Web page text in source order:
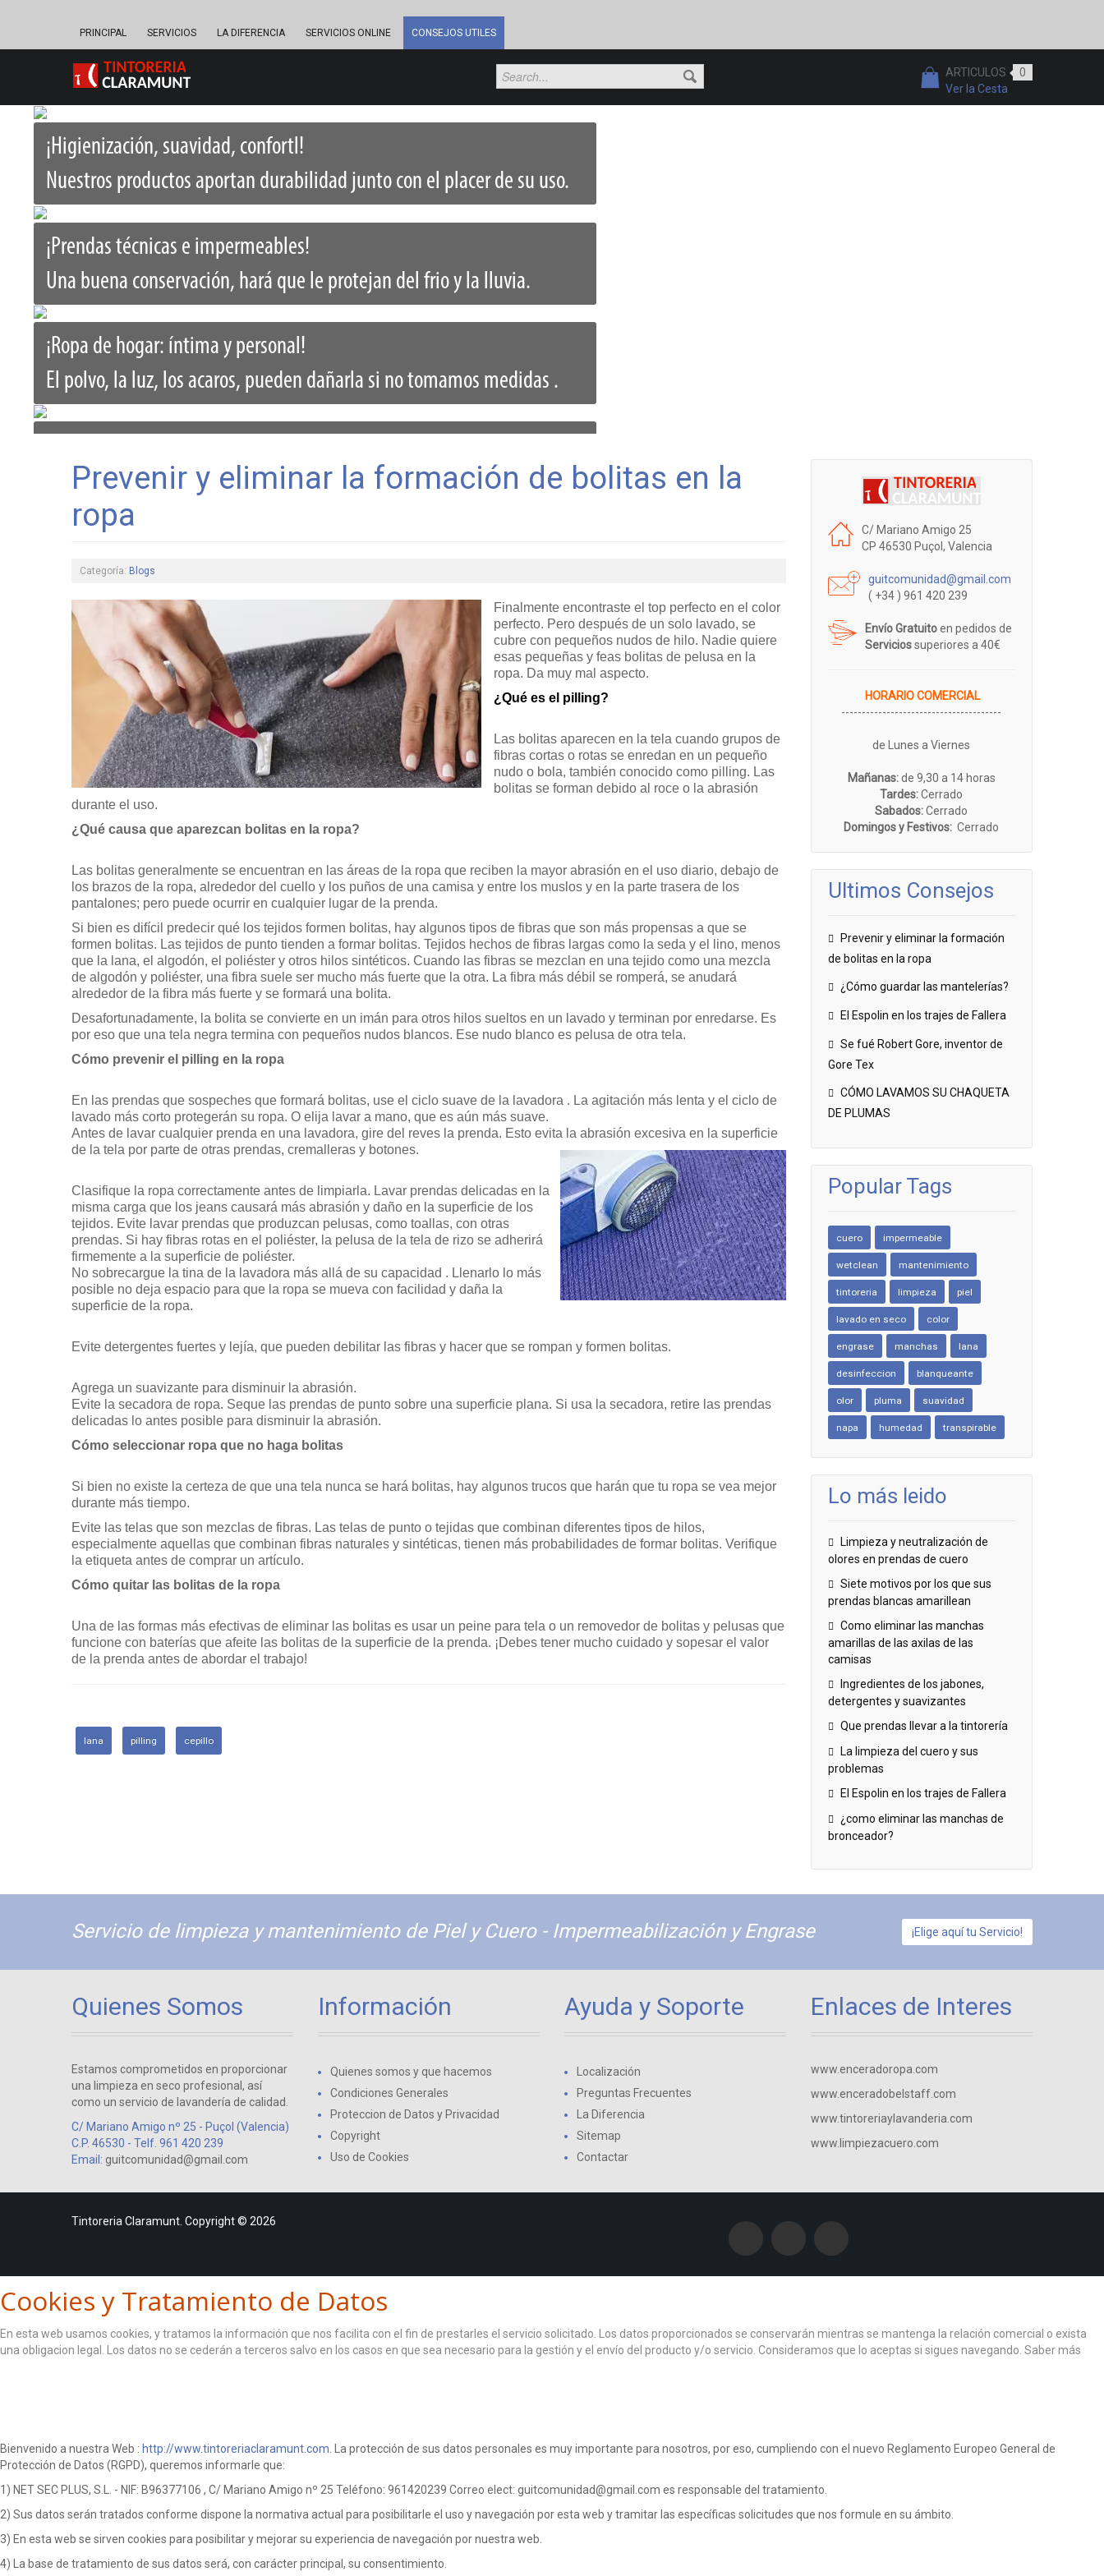
PRINCIPAL SERVICIOS LA DIFERENCIA SERVICIOS ONLINE CONSEJOS UTILES
ARTICULOS
0
Ver la Cesta
¡Higienización, suavidad, confortl!
Nuestros productos aportan durabilidad junto con el placer de su uso.
¡Prendas técnicas e impermeables!
Una buena conservación, hará que le protejan del frio y la lluvia.
¡Ropa de hogar: íntima y personal!
El polvo, la luz, los acaros, pueden dañarla si no tomamos medidas .
Productos y consejos para una buena conservación de sus prendas.
Prevenir y eliminar la formación de bolitas en la
ropa
Categoría: Blogs
Finalmente encontraste el top perfecto en el color
perfecto. Pero después de un solo lavado, se
cubre con pequeños nudos de hilo. Nadie quiere
esas pequeñas y feas bolitas de pelusa en la
ropa. Da muy mal aspecto.
¿Qué es el pilling?
Las bolitas aparecen en la tela cuando grupos de
fibras cortas o rotas se enredan en un pequeño
nudo o bola, también conocido como pilling. Las
bolitas se forman debido al roce o la abrasión
durante el uso.
¿Qué causa que aparezcan bolitas en la ropa?
Las bolitas generalmente se encuentran en las áreas de la ropa que reciben la mayor abrasión en el uso diario, debajo de
los brazos de la ropa, alrededor del cuello y los puños de una camisa y entre los muslos y en la parte trasera de los
pantalones; pero puede ocurrir en cualquier lugar de la prenda.
Si bien es difícil predecir qué los tejidos formen bolitas, hay algunos tipos de fibras que son más propensas a que se
formen bolitas. Las tejidos de punto tienden a formar bolitas. Tejidos hechos de fibras largas como la seda y el lino, menos
que la lana, el algodón, el poliéster y otros hilos sintéticos. Cuando las fibras se mezclan en una tejido como una mezcla
de algodón y poliéster, una fibra suele ser mucho más fuerte que la otra. La fibra más débil se romperá, se anudará
alrededor de la fibra más fuerte y se formará una bolita.
Desafortunadamente, la bolita se convierte en un imán para otros hilos sueltos en un lavado y terminan por enredarse. Es
por eso que una tela negra termina con pequeños nudos blancos. Ese nudo blanco es pelusa de otra tela.
Cómo prevenir el pilling en la ropa
En las prendas que sospeches que formará bolitas, use el ciclo suave de la lavadora . La agitación más lenta y el ciclo de
lavado más corto protegerán su ropa. O elija lavar a mano, que es aún más suave.
Antes de lavar cualquier prenda en una lavadora, gire del reves la prenda. Esto evita la abrasión excesiva en la superficie
de la tela por parte de otras prendas, cremalleras y botones.
Clasifique la ropa correctamente antes de limpiarla. Lavar prendas delicadas en la
misma carga que los jeans causará más abrasión y daño en la superficie de los
tejidos. Evite lavar prendas que produzcan pelusas, como toallas, con otras
prendas. Si hay fibras rotas en el poliéster, la pelusa de la tela de rizo se adherirá
firmemente a la superficie de poliéster.
No sobrecargue la tina de la lavadora más allá de su capacidad . Llenarlo lo más
posible no deja espacio para que la ropa se mueva con facilidad y daña la
superficie de la ropa.
Evite detergentes fuertes y lejía, que pueden debilitar las fibras y hacer que se rompan y formen bolitas.
Agrega un suavizante para disminuir la abrasión.
Evite la secadora de ropa. Seque las prendas de punto sobre una superficie plana. Si usa la secadora, retire las prendas
delicadas lo antes posible para disminuir la abrasión.
Cómo seleccionar ropa que no haga bolitas
Si bien no existe la certeza de que una tela nunca se hará bolitas, hay algunos trucos que harán que tu ropa se vea mejor
durante más tiempo.
Evite las telas que son mezclas de fibras. Las telas de punto o tejidas que combinan diferentes tipos de hilos,
especialmente aquellas que combinan fibras naturales y sintéticas, tienen más probabilidades de formar bolitas. Verifique
la etiqueta antes de comprar un artículo.
Cómo quitar las bolitas de la ropa
Una de las formas más efectivas de eliminar las bolitas es usar un peine para tela o un removedor de bolitas y pelusas que
funcione con baterías que afeite las bolitas de la superficie de la prenda. ¡Debes tener mucho cuidado y sopesar el valor
de la prenda antes de abordar el trabajo!
lana pilling cepillo
C/ Mariano Amigo 25
CP 46530 Puçol, Valencia
guitcomunidad@gmail.com
( +34 ) 961 420 239
Envío Gratuitoen pedidos de
Serviciossuperiores a 40€
HORARIO COMERCIAL
---------------------------------------
de Lunes a Viernes
Mañanas:de 9,30 a 14 horas
Tardes:Cerrado
Sabados:Cerrado
Domingos y Festivos: Cerrado
Ultimos Consejos
Prevenir y eliminar la formación
de bolitas en la ropa
¿Cómo guardar las mantelerías?
El Espolin en los trajes de Fallera
Se fué Robert Gore, inventor de
Gore Tex
CÓMO LAVAMOS SU CHAQUETA
DE PLUMAS
Popular Tags
cuero impermeable
wetclean mantenimiento
tintoreria limpieza piel
lavado en seco color
engrase manchas lana
desinfeccion blanqueante
olor pluma suavidad
napa humedad transpirable
Lo más leido
Limpieza y neutralización de
olores en prendas de cuero
Siete motivos por los que sus
prendas blancas amarillean
Como eliminar las manchas
amarillas de las axilas de las
camisas
Ingredientes de los jabones,
detergentes y suavizantes
Que prendas llevar a la tintorería
La limpieza del cuero y sus
problemas
El Espolin en los trajes de Fallera
¿como eliminar las manchas de
bronceador?
Servicio de limpieza y mantenimiento de Piel y Cuero - Impermeabilización y Engrase ¡Elige aquí tu Servicio!
Quienes Somos
Estamos comprometidos en proporcionar
una limpieza en seco profesional, así
como un servicio de lavandería de calidad.
C/ Mariano Amigo nº 25 - Puçol (Valencia)
C.P. 46530 - Telf. 961 420 239
Email: guitcomunidad@gmail.com
Información
Quienes somos y que hacemos
Condiciones Generales
Proteccion de Datos y Privacidad
Copyright
Uso de Cookies
Ayuda y Soporte
Localización
Preguntas Frecuentes
La Diferencia
Sitemap
Contactar
Enlaces de Interes
www.enceradoropa.com
www.enceradobelstaff.com
www.tintoreriaylavanderia.com
www.limpiezacuero.com
Tintoreria Claramunt. Copyright © 2026
Cookies y Tratamiento de Datos
En esta web usamos cookies, y tratamos la información que nos facilita con el fin de prestarles el servicio solicitado. Los datos proporcionados se conservarán mientras se mantenga la relación comercial o exista
una obligacion legal. Los datos no se cederán a terceros salvo en los casos en que sea necesario para la gestión y el envío del producto y/o servicio. Consideramos que lo aceptas si sigues navegando. Saber más
Bienvenido a nuestra Web : http://www.tintoreriaclaramunt.com . La protección de sus datos personales es muy importante para nosotros, por eso, cumpliendo con el nuevo Reglamento Europeo General de
Protección de Datos (RGPD), queremos informarle que:
1) NET SEC PLUS, S.L. - NIF: B96377106 , C/ Mariano Amigo nº 25 Teléfono: 961420239 Correo elect: guitcomunidad@gmail.com es responsable del tratamiento.
2) Sus datos serán tratados conforme dispone la normativa actual para posibilitarle el uso y navegación por esta web y tramitar las específicas solicitudes que nos formule en su ámbito.
3) En esta web se sirven cookies para posibilitar y mejorar su experiencia de navegación por nuestra web.
4) La base de tratamiento de sus datos será, con carácter principal, su consentimiento.